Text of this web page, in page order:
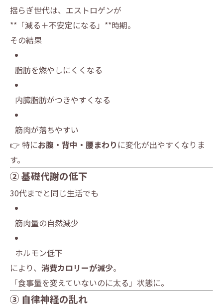
揺らぎ世代は、エストロゲンが
**「減る＋不安定になる」**時期。
その結果
脂肪を燃やしにくくなる
内臓脂肪がつきやすくなる
筋肉が落ちやすい
👉 特にお腹・背中・腰まわり に変化が出やすくなりま
す。
② 基礎代謝の低下
30代までと同じ生活でも
筋肉量の自然減少
ホルモン低下
により、 消費カロリーが減少。
「食事量を変えていないのに太る」状態に。
③ 自律神経の乱れ